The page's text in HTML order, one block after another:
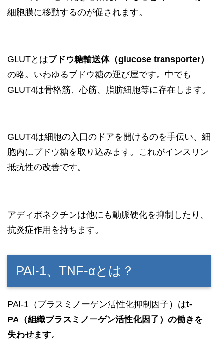
細胞膜に移動するのが促されます。
GLUTとはブドウ糖輸送体（glucose transporter）
の略。いわゆるブドウ糖の運び屋です。中でも
GLUT4は骨格筋、心筋、脂肪細胞等に存在します。
GLUT4は細胞の入口のドアを開けるのを手伝い、細
胞内にブドウ糖を取り込みます。これがインスリン
抵抗性の改善です。
アディポネクチンは他にも動脈硬化を抑制したり、
抗炎症作用を持ちます。
PAI-1、TNF-αとは？
PAI-1（プラスミノーゲン活性化抑制因子）はt-
PA（組織プラスミノーゲン活性化因子）の働きを
失わせます。